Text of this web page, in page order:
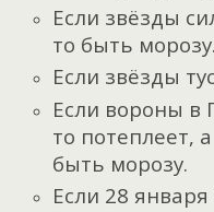
Если звёзды
то быть морозу.
Если звёзды
Если вороны в
то потеплеет,
быть морозу.
Если 28